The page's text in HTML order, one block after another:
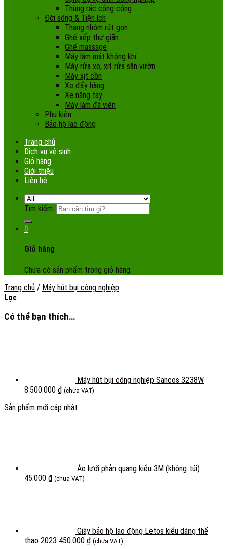
Thùng rác công cộng
Đời sống & Tiện ích
Thang nhôm rút gọn
Ghế xếp thư giãn
Ghế massage
Máy làm mát không khí
Máy rửa xe, xịt rửa sân vườn
Máy xịt cồn
Xe đẩy hàng
Xe nâng tay
Máy làm đá viên
Phụ kiện
Bảo hộ lao động
Trang chủ
Dịch vụ vệ sinh
Giỏ hàng
Giới thiệu
Liên hệ
Tìm kiếm:
0
Giỏ hàng
Chưa có sản phẩm trong giỏ hàng.
Trang chủ / Máy hút bụi công nghiệp
Lọc
Có thể bạn thích…
Máy hút bụi công nghiệp Sancos 3238W
8.500.000 ₫ (chưa VAT)
Sản phẩm mới cập nhật
Áo lưới phản quang kiểu 3M (không túi)
45.000 ₫ (chưa VAT)
Giày bảo hộ lao động Letos kiểu dáng thể
thao 2023 450.000 ₫ (chưa VAT)